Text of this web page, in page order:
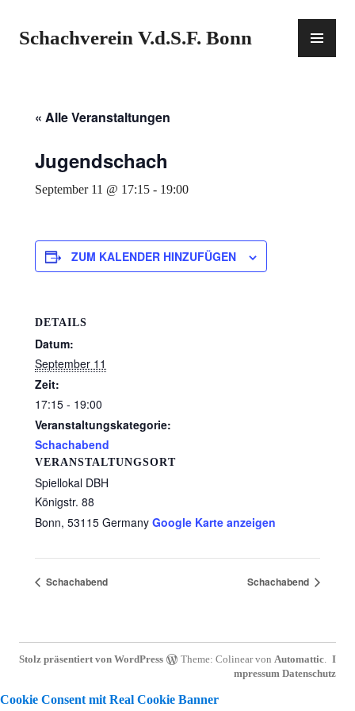
springen
Schachverein V.d.S.F. Bonn
« Alle Veranstaltungen
Jugendschach
September 11 @ 17:15 - 19:00
ZUM KALENDER HINZUFÜGEN
DETAILS
Datum:
September 11
Zeit:
17:15 - 19:00
Veranstaltungskategorie:
Schachabend
VERANSTALTUNGSORT
Spiellokal DBH
Königstr. 88
Bonn, 53115 Germany Google Karte anzeigen
Schachabend Schachabend
Stolz präsentiert von WordPress Theme: Colinear von Automattic. I
mpressum Datenschutz
Cookie Consent mit Real Cookie Banner